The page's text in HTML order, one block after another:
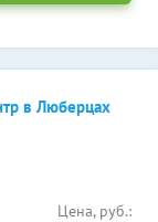
в Люберцах
Цена, руб.: